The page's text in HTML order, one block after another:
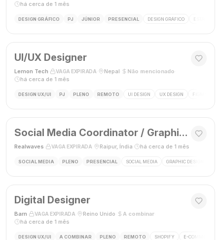
há cerca de 1 mês
DESIGN GRÁFICO PJ JÚNIOR PRESENCIAL DESIGN GRÁFICO ESTÁGIO
UI/UX Designer
Lemon Tech VAGA EXPIRADA Nepal Não mencionado
há cerca de 1 mês
DESIGN UX/UI PJ PLENO REMOTO UI DESIGN UX DESIGN FIGMA
Social Media Coordinator / Graphic Designer
Realwaves VAGA EXPIRADA Raipur, Índia há cerca de 1 mês
SOCIAL MEDIA PLENO PRESENCIAL SOCIAL MEDIA GRAPHIC DESIGN
Digital Designer
Barn VAGA EXPIRADA Reino Unido A combinar·
há cerca de 1 mês
DESIGN UX/UI A COMBINAR PLENO REMOTO SHOPIFY E-COMMERCE